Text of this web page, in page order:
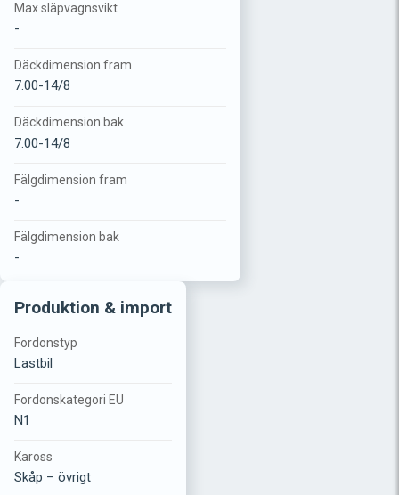
Max släpvagnsvikt
-
Däckdimension fram
7.00-14/8
Däckdimension bak
7.00-14/8
Fälgdimension fram
-
Fälgdimension bak
-
Produktion & import
Fordonstyp
Lastbil
Fordonskategori EU
N1
Kaross
Skåp – övrigt